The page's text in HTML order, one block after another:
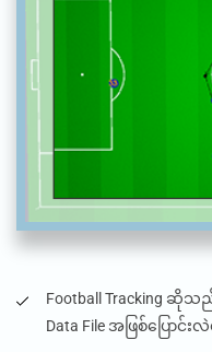
Football Tracking ဆိုသည်
Data File အဖြစ်ပြောင်း